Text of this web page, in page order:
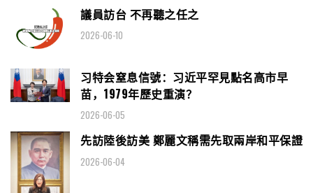
議員訪台 不再聽之任之
2026-06-10
习特会窒息信號：习近平罕見點名高市早
苗，1979年歷史重演？
2026-06-05
先訪陸後訪美 鄭麗文稱需先取兩岸和平保證
2026-06-04